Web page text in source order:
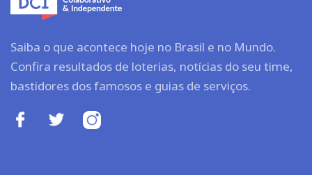
Saiba o que acontece hoje no Brasil e no Mundo.
Confira resultados de loterias, notícias do seu time,
bastidores dos famosos e guias de serviços.